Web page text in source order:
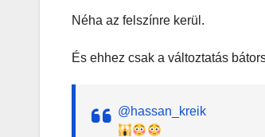
Néha az felszínre kerül.
És ehhez csak a változtatás
@hassan_kreik